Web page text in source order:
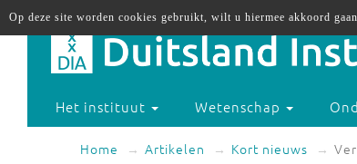
Het instituut Wetenschap
Home Artikelen Kort nieuws
Op deze site worden cookies gebruikt, wilt u hiermee akkoord